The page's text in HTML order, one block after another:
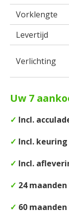
Vorklengte
Levertijd
Verlichting
Uw 7
✓ Incl.
✓ Incl.
✓ Incl.
✓ 24
✓ 60